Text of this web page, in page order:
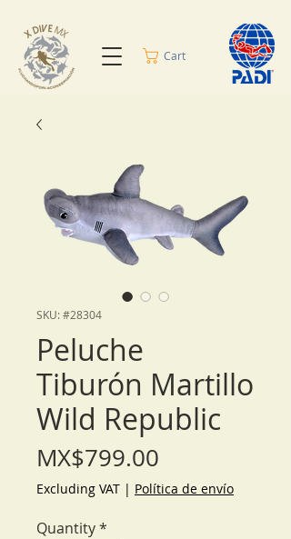
Cart
SKU: #28304
Peluche
Tiburón Martillo
Wild Republic
MX$799.00
Excluding VAT | Política de envío
Quantity*